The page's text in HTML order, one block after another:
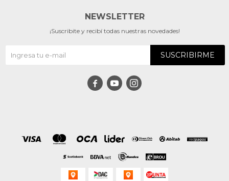
NEWSLETTER
¡Suscribite y recibí todas nuestras novedades!
SUSCRIBIRME
  